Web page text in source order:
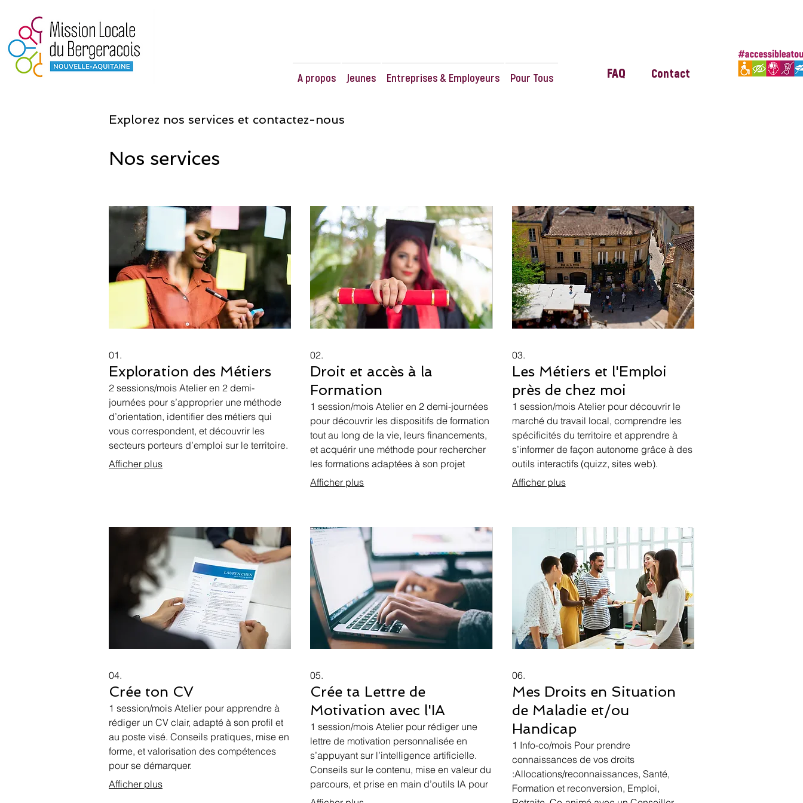
A propos Jeunes Entreprises & Employeurs Pour Tous FAQ Contact
Explorez nos services et contactez-nous
Nos services
01.
Exploration des Métiers
2 sessions/mois Atelier en 2 demi-
journées pour s’approprier une méthode
d’orientation, identifier des métiers qui
vous correspondent, et découvrir les
secteurs porteurs d’emploi sur le territoire.
Afficher plus
02.
Droit et accès à la
Formation
1 session/mois Atelier en 2 demi-journées
pour découvrir les dispositifs de formation
tout au long de la vie, leurs financements,
et acquérir une méthode pour rechercher
les formations adaptées à son projet
professionnel.
Afficher plus
03.
Les Métiers et l'Emploi
près de chez moi
1 session/mois Atelier pour découvrir le
marché du travail local, comprendre les
spécificités du territoire et apprendre à
s’informer de façon autonome grâce à des
outils interactifs (quizz, sites web).
Afficher plus
04.
Crée ton CV
1 session/mois Atelier pour apprendre à
rédiger un CV clair, adapté à son profil et
au poste visé. Conseils pratiques, mise en
forme, et valorisation des compétences
pour se démarquer.
Afficher plus
05.
Crée ta Lettre de
Motivation avec l'IA
1 session/mois Atelier pour rédiger une
lettre de motivation personnalisée en
s’appuyant sur l’intelligence artificielle.
Conseils sur le contenu, mise en valeur du
parcours, et prise en main d’outils IA pour
gagner en efficacité.
06.
Mes Droits en Situation
de Maladie et/ou
Handicap
1 Info-co/mois Pour prendre
connaissances de vos droits
:Allocations/reconnaissances, Santé,
Formation et reconversion, Emploi,